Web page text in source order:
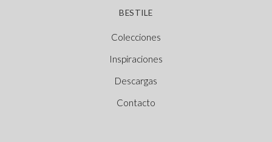
BESTILE
Colecciones
Inspiraciones
Descargas
Contacto